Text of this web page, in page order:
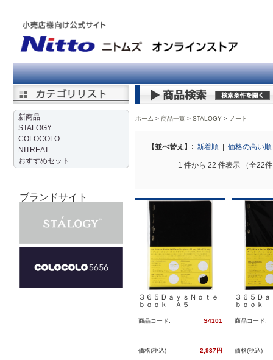
新商品
STALOGY
COLOCOLO
NITREAT
おすすめセット
ブランドサイト
ホーム 商品一覧 STALOGY > ノート
【並べ替え】: 新着順 価格の高い順
1 件から 22 件表示 （全22
３６５ＤａｙｓＮｏｔｅ
ｂｏｏｋ Ａ５
商品コード: S4101
価格(税込) 2,937円
３６５Ｄ
ｂｏｏｋ
商品コード:
価格(税込)